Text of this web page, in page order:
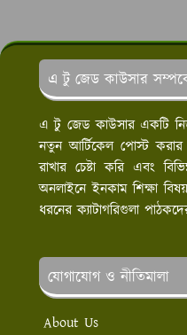
এ টু জেড কাউসার
এ টু জেড কাউসার একটি
নতুন আর্টিকেল পোস্ট
রাখার চেষ্টা করি এবং
অনলাইনে ইনকাম শিক্ষা
ধরনের ক্যাটাগরিগুলা
যোগাযোগ ও নীতিমালা
About Us